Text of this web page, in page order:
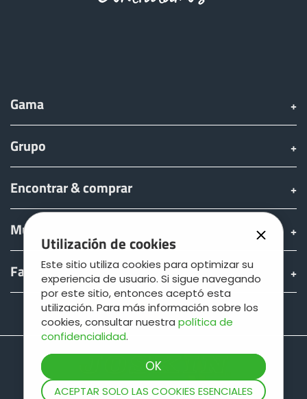
Utilización de cookies
Este sitio utiliza cookies para optimizar su
experiencia de usuario. Si sigue navegando
por este sitio, entonces aceptó esta
utilización. Para más información sobre los
cookies, consultar nuestra política de
confidencialidad.
ACEPTAR SOLO LAS COOKIES ESENCIALES
Gama
Grupo
Encontrar & comprar
Mundo JOSKIN
Fan shop
Teamviewer